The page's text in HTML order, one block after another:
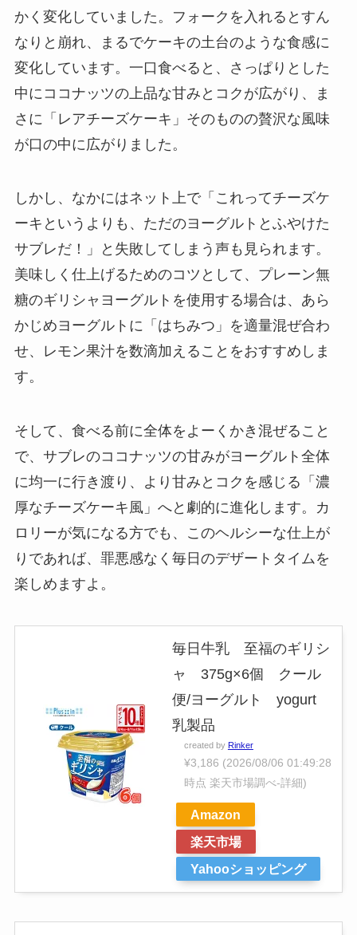
かく変化していました。フォークを入れるとすん
なりと崩れ、まるでケーキの土台のような食感に
変化しています。一口食べると、さっぱりとした
中にココナッツの上品な甘みとコクが広がり、ま
さに「レアチーズケーキ」そのものの贅沢な風味
が口の中に広がりました。
しかし、なかにはネット上で「これってチーズケ
ーキというよりも、ただのヨーグルトとふやけた
サブレだ！」と失敗してしまう声も見られます。
美味しく仕上げるためのコツとして、プレーン無
糖のギリシャヨーグルトを使用する場合は、あら
かじめヨーグルトに「はちみつ」を適量混ぜ合わ
せ、レモン果汁を数滴加えることをおすすめしま
す。
そして、食べる前に全体をよーくかき混ぜること
で、サブレのココナッツの甘みがヨーグルト全体
に均一に行き渡り、より甘みとコクを感じる「濃
厚なチーズケーキ風」へと劇的に進化します。カ
ロリーが気になる方でも、このヘルシーな仕上が
りであれば、罪悪感なく毎日のデザートタイムを
楽しめますよ。
毎日牛乳 至福のギリシ
ャ 375g×6個 クール
便/ヨーグルト yogurt
乳製品
created by Rinker
¥3,186 (2026/08/06 01:49:28
時点 楽天市場調べ-詳細)
Amazon
楽天市場
Yahooショッピング